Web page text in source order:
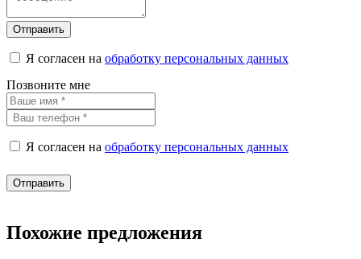
Отправить
Я согласен на обработку персональных данных
Позвоните мне
Я согласен на обработку персональных данных
Отправить
Похожие предложения